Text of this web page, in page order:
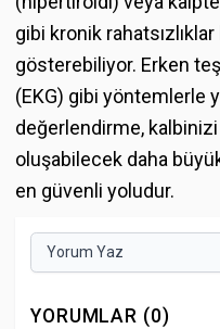
gibi kronik
gösterebiliyor. Erken
(EKG) gibi yöntemlerle
değerlendirme,
oluşabilecek daha
en güvenli yoludur.
Yorum Yaz
YORUMLAR (0)